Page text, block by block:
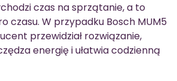
czas na sprzątanie, a to
czasu. W przypadku Bosch MUM5
przewidział rozwiązanie,
energię i ułatwia codzienną